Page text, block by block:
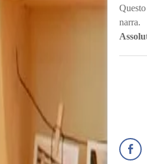
narra.